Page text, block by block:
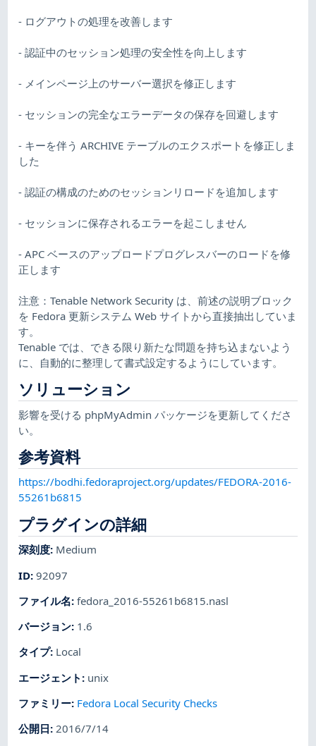
- ログアウトの処理を改善します
- 認証中のセッション処理の安全性を向上します
- メインページ上のサーバー選択を修正します
- セッションの完全なエラーデータの保存を回避します
- キーを伴う ARCHIVE テーブルのエクスポートを修正しま
した
- 認証の構成のためのセッションリロードを追加します
- セッションに保存されるエラーを起こしません
- APC ベースのアップロードプログレスバーのロードを修
正します
注意：Tenable Network Security は、前述の説明ブロック
を Fedora 更新システム Web サイトから直接抽出していま
す。
Tenable では、できる限り新たな問題を持ち込まないよう
に、自動的に整理して書式設定するようにしています。
ソリューション
影響を受ける phpMyAdmin パッケージを更新してくださ
い。
参考資料
https://bodhi.fedoraproject.org/updates/FEDORA-2016-
55261b6815
プラグインの詳細
深刻度: Medium
ID:92097
ファイル名:fedora_2016-55261b6815.nasl
バージョン: 1.6
タイプ: Local
エージェント : unix
ファミリー: Fedora Local Security Checks
公開日:2016/7/14